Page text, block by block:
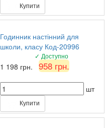
Купити
Годинник настінний для
школи, класу Код-20996
✓ Доступно
1 198 грн. 958 грн.
шт
Купити